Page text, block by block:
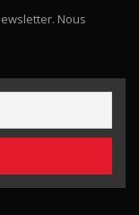
Nous